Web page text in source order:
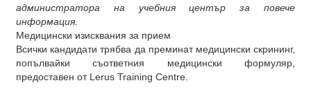
администратора на учебния център за повече
информация.
Медицински изисквания за прием
Всички кандидати трябва да преминат медицински скрининг,
попълвайки съответния медицински формуляр,
предоставен от Lerus Training Centre.